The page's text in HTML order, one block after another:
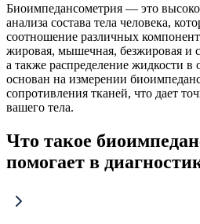
Биоимпедансометрия — это
анализа состава тела человека,
соотношение различных
жировая, мышечная, безжировая и
а также распределение жидкости в
основан на измерении
сопротивления тканей, что дает
вашего тела.
Что такое
помогает в